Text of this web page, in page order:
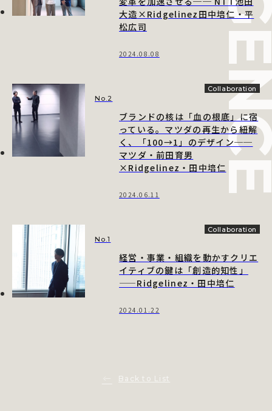
大造×Ridgelinez田中培仁・平
松広司
2024.08.08
Collaboration
No.2
ブランドの核は「血の根底」に宿
っている。マツダの再生から紐解
く、「100→1」のデザイン──
マツダ・前田育男
×Ridgelinez・田中培仁
2024.06.11
Collaboration
No.1
経営・事業・組織を動かすクリエ
イティブの鍵は「創造的知性」
——Ridgelinez・田中培仁
2024.01.22
Back to List